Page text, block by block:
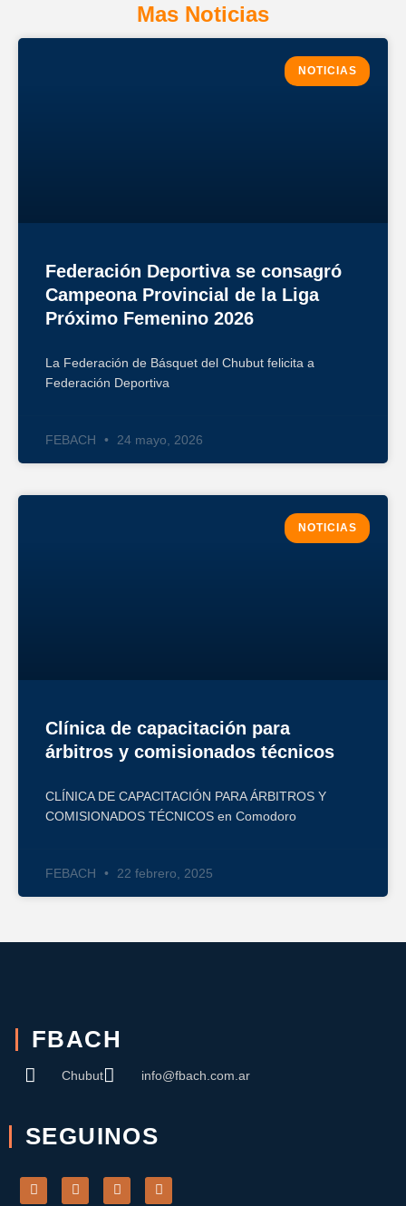
Mas Noticias
NOTICIAS
Federación Deportiva se consagró
Campeona Provincial de la Liga
Próximo Femenino 2026
La Federación de Básquet del Chubut felicita a
Federación Deportiva
FEBACH 24 mayo, 2026
NOTICIAS
Clínica de capacitación para
árbitros y comisionados técnicos
CLÍNICA DE CAPACITACIÓN PARA ÁRBITROS Y
COMISIONADOS TÉCNICOS en Comodoro
FEBACH 22 febrero, 2025
FBACH
Chubut info@fbach.com.ar
SEGUINOS